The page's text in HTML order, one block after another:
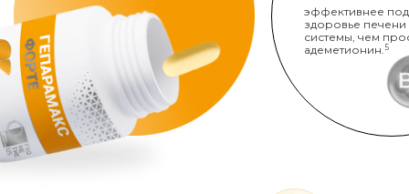
эффективнее
здоровье печени
системы, чем
адеметионин. 5